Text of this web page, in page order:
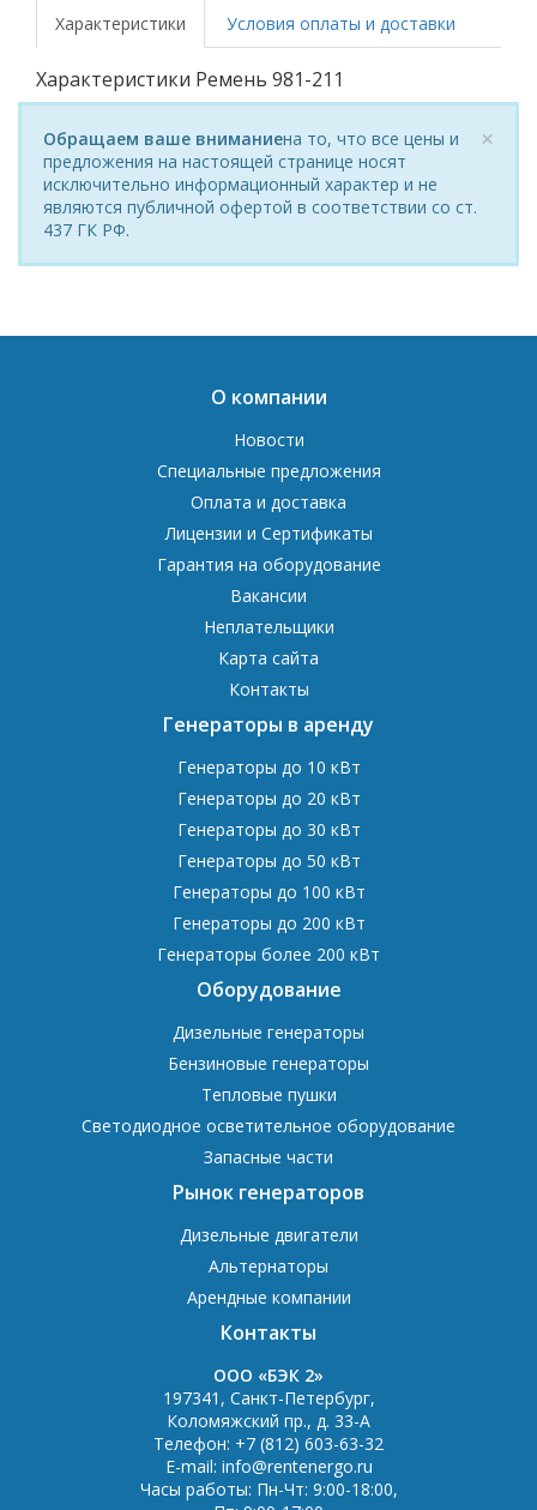
Характеристики Условия оплаты и доставки
Характеристики Ремень 981-211
×
Обращаем ваше вниманиена то, что все цены и
предложения на настоящей странице носят
исключительно информационный характер и не
являются публичной офертой в соответствии со ст.
437 ГК РФ.
О компании
Новости
Специальные предложения
Оплата и доставка
Лицензии и Сертификаты
Гарантия на оборудование
Вакансии
Неплательщики
Карта сайта
Контакты
Генераторы в аренду
Генераторы до 10 кВт
Генераторы до 20 кВт
Генераторы до 30 кВт
Генераторы до 50 кВт
Генераторы до 100 кВт
Генераторы до 200 кВт
Генераторы более 200 кВт
Оборудование
Дизельные генераторы
Бензиновые генераторы
Тепловые пушки
Светодиодное осветительное оборудование
Запасные части
Рынок генераторов
Дизельные двигатели
Альтернаторы
Арендные компании
Контакты
OOO «БЭК 2»
197341 , Санкт-Петербург,
Коломяжский пр., д. 33-А
Телефон: +7 (812) 603-63-32
E-mail: info@rentenergo.ru
Часы работы: Пн-Чт: 9:00-18:00,